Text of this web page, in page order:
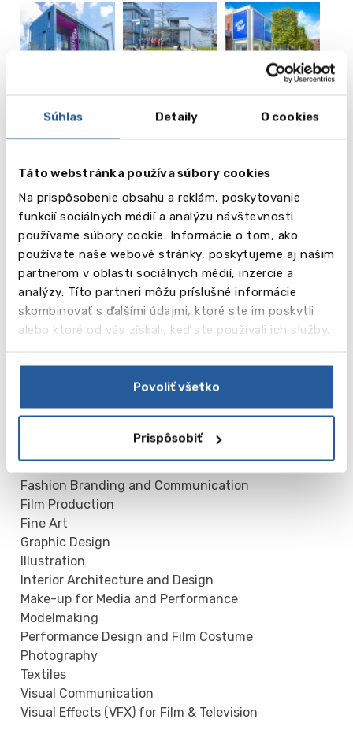
Súhlas Detaily O cookies
Táto webstránka používa súbory cookies
Na prispôsobenie obsahu a reklám, poskytovanie
funkcií sociálnych médií a analýzu návštevnosti
používame súbory cookie. Informácie o tom, ako
používate naše webové stránky, poskytujeme aj našim
partnerom v oblasti sociálnych médií, inzercie a
analýzy. Títo partneri môžu príslušné informácie
skombinovať s ďalšími údajmi, ktoré ste im poskytli
alebo ktoré od vás získali, keď ste používali ich služby.
Povoliť všetko
Prispôsobiť
vēl
18
Obrázky
Bakalárske programy
Acting
Animation Production
Art and Design History
Architecture
Creative Events Management
Creative Writing
Fashion
Fashion Branding and Communication
Film Production
Fine Art
Graphic Design
Illustration
Interior Architecture and Design
Make-up for Media and Performance
Modelmaking
Performance Design and Film Costume
Photography
Textiles
Visual Communication
Visual Effects (VFX) for Film & Television